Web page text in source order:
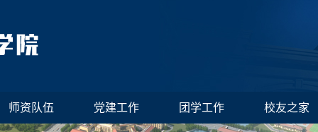
师资队伍 党建工作 团学工作 校友之家